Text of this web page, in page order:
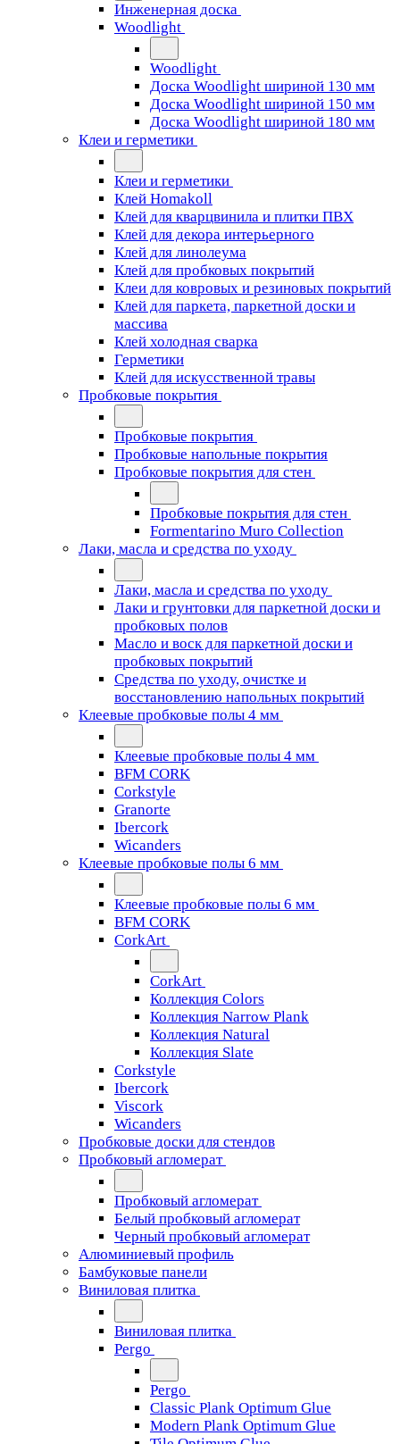
Инженерная доска
Woodlight
Woodlight
Доска Woodlight шириной 130 мм
Доска Woodlight шириной 150 мм
Доска Woodlight шириной 180 мм
Клеи и герметики
Клеи и герметики
Клей Homakoll
Клей для кварцвинила и плитки ПВХ
Клей для декора интерьерного
Клей для линолеума
Клей для пробковых покрытий
Клеи для ковровых и резиновых покрытий
Клей для паркета, паркетной доски и
массива
Клей холодная сварка
Герметики
Клей для искусственной травы
Пробковые покрытия
Пробковые покрытия
Пробковые напольные покрытия
Пробковые покрытия для стен
Пробковые покрытия для стен
Formentarino Muro Collection
Лаки, масла и средства по уходу
Лаки, масла и средства по уходу
Лаки и грунтовки для паркетной доски и
пробковых полов
Масло и воск для паркетной доски и
пробковых покрытий
Средства по уходу, очистке и
восстановлению напольных покрытий
Клеевые пробковые полы 4 мм
Клеевые пробковые полы 4 мм
BFM CORK
Corkstyle
Granorte
Ibercork
Wicanders
Клеевые пробковые полы 6 мм
Клеевые пробковые полы 6 мм
BFM CORK
CorkArt
CorkArt
Коллекция Colors
Коллекция Narrow Plank
Коллекция Natural
Коллекция Slate
Corkstyle
Ibercork
Viscork
Wicanders
Пробковые доски для стендов
Пробковый агломерат
Пробковый агломерат
Белый пробковый агломерат
Черный пробковый агломерат
Алюминиевый профиль
Бамбуковые панели
Виниловая плитка
Виниловая плитка
Pergo
Pergo
Classic Plank Optimum Glue
Modern Plank Optimum Glue